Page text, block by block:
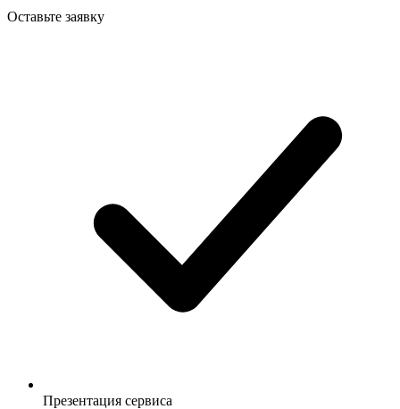
Оставьте заявку
Презентация сервиса